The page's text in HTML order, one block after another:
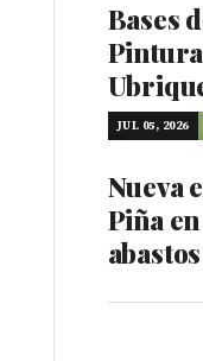
Bases
JUL 05, 2026
Nueva
Piña
abastos